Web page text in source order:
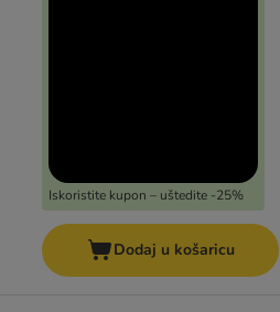
Iskoristite kupon – uštedite -25%
Dodaj u košaricu